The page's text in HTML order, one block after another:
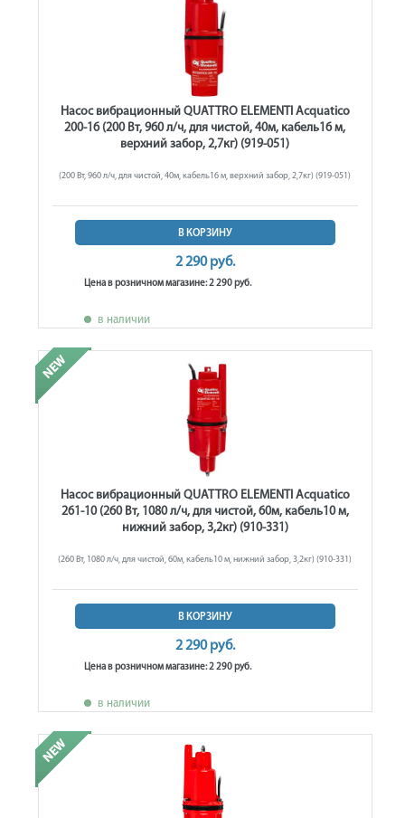
Насос вибрационный QUATTRO ELEMENTI Acquatico
200-16 (200 Вт, 960 л/ч, для чистой, 40м, кабель16 м,
верхний забор, 2,7кг) (919-051)
(200 Вт, 960 л/ч, для чистой, 40м, кабель16 м, верхний забор, 2,7кг) (919-051)
В КОРЗИНУ
2 290 руб.
Цена в розничном магазине: 2 290 руб.
в наличии
Насос вибрационный QUATTRO ELEMENTI Acquatico
261-10 (260 Вт, 1080 л/ч, для чистой, 60м, кабель10 м,
нижний забор, 3,2кг) (910-331)
(260 Вт, 1080 л/ч, для чистой, 60м, кабель10 м, нижний забор, 3,2кг) (910-331)
В КОРЗИНУ
2 290 руб.
Цена в розничном магазине: 2 290 руб.
в наличии